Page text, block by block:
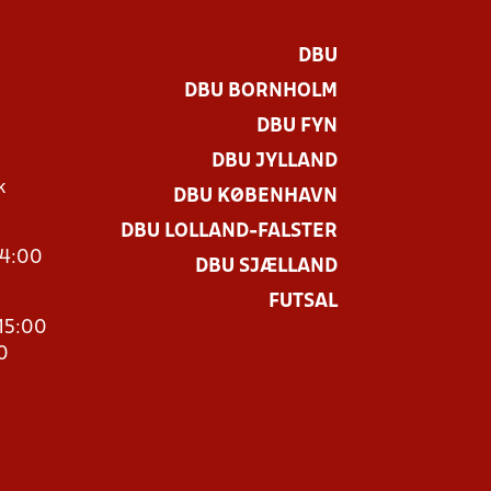
DBU
DBU BORNHOLM
DBU FYN
DBU JYLLAND
DBU KØBENHAVN
DBU LOLLAND-FALSTER
DBU SJÆLLAND
FUTSAL